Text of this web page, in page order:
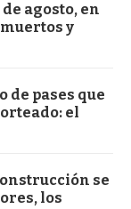
agosto, en
y
de pases que
el
se
los